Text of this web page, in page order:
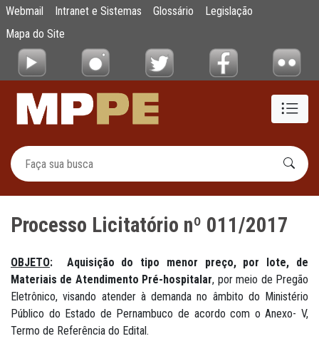
Pular para o Conteúdo principal
Processo Licitatório nº 011/2017
Webmail Intranet e Sistemas Glossário
Legislação
Mapa do Site
Processo Licitatório nº 011/2017
OBJETO:
Aquisição do tipo menor preço, por lote, de
Materiais de Atendimento Pré-hospitalar, por meio de Pregão
Eletrônico, visando atender à demanda no âmbito do Ministério
Público do Estado de Pernambuco de acordo com o Anexo- V,
Termo de Referência do Edital.